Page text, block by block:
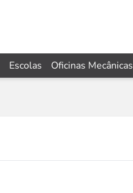
Escolas Oficinas Mecânicas